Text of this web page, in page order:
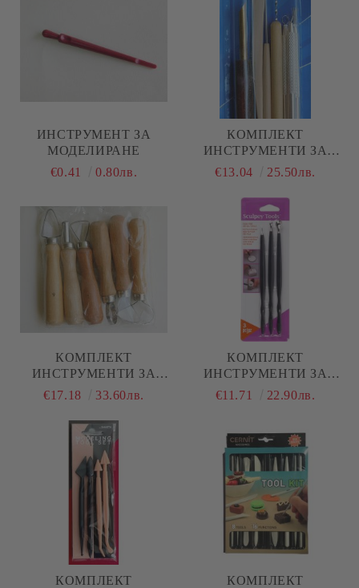
ИНСТРУМЕНТ ЗА
МОДЕЛИРАНЕ
€0.41
0.80лв.
КОМПЛЕКТ
ИНСТРУМЕНТИ ЗА
МОДЕЛИРАНЕ НА
€13.04 25.50лв.
КОМПЛЕКТ
ИНСТРУМЕНТИ ЗА
МОДЕЛИРАНЕ НА
€17.18 33.60лв.
КОМПЛЕКТ
ИНСТРУМЕНТИ ЗА
МОДЕЛИРАНЕ - 3 БР
€11.71 22.90лв.
КОМПЛЕКТ
КОМПЛЕКТ